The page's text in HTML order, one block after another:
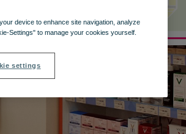
device to enhance site navigation, analyze
Settings" to manage your cookies yourself.
settings